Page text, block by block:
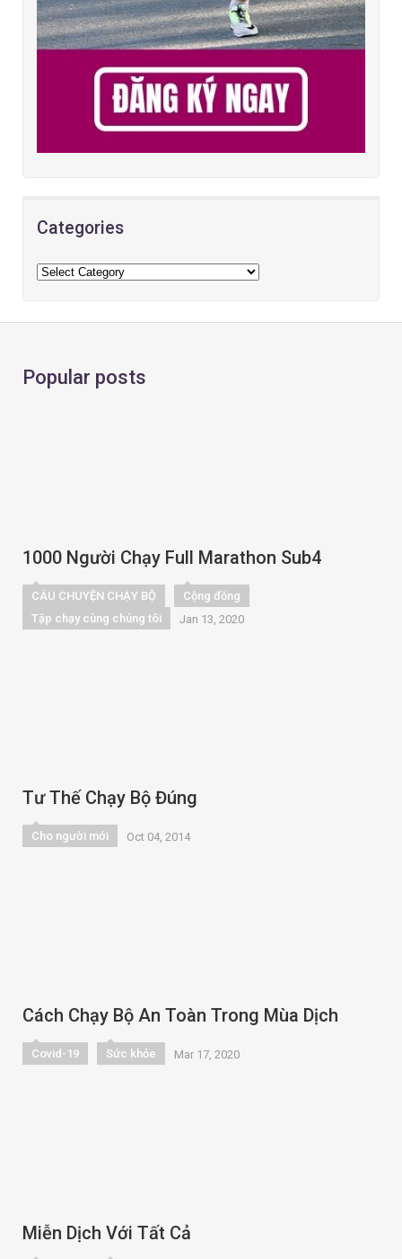
Categories
Popular posts
1000 Người Chạy Full Marathon Sub4
CÂU CHUYỆN CHẠY BỘ
Cộng đồng
Tập chạy cùng chúng tôi
Jan 13, 2020
Tư Thế Chạy Bộ Đúng
Cho người mới Oct 04, 2014
Cách Chạy Bộ An Toàn Trong Mùa Dịch
Covid-19 Sức khỏe Mar 17, 2020
Miễn Dịch Với Tất Cả